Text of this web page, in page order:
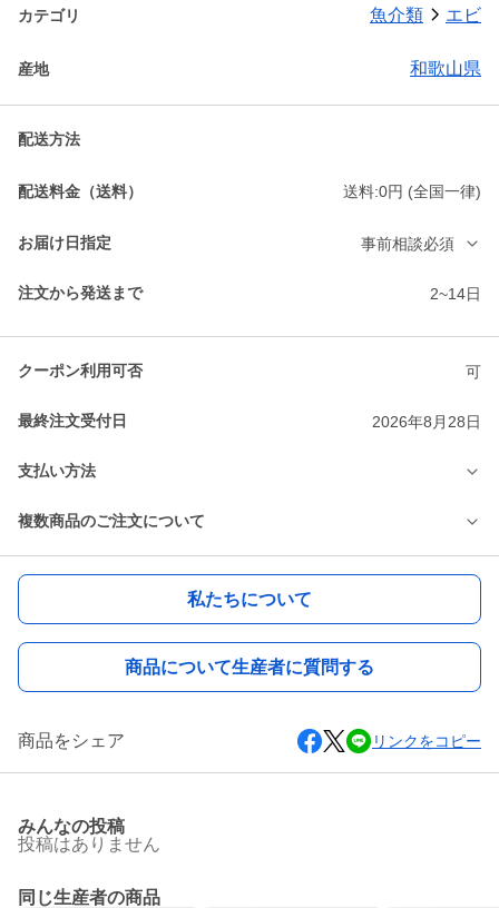
カテゴリ 魚介類 エビ
産地 和歌山県
配送方法
配送料金（送料） 送料:0円 (全国一律)
お届け日指定 事前相談必須
注文から発送まで 2~14日
クーポン利用可否 可
最終注文受付日 2026年8月28日
支払い方法
複数商品のご注文について
私たちについて
商品について生産者に質問する
商品をシェア リンクをコピー
みんなの投稿
投稿はありません
同じ生産者の商品